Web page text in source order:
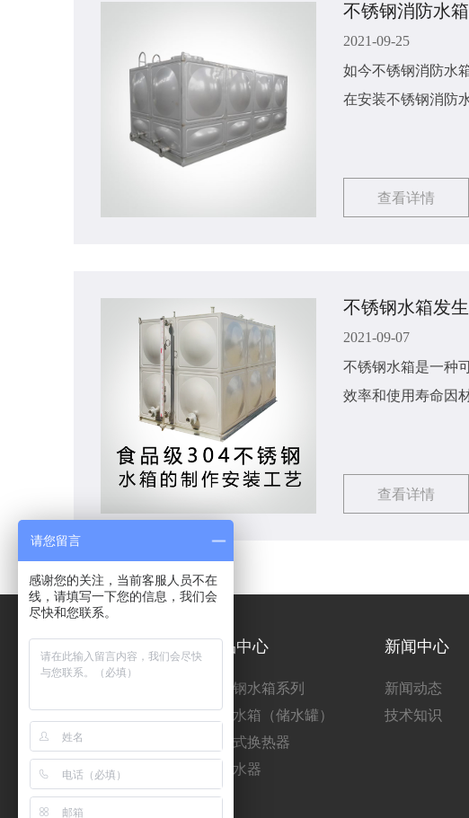
不锈钢消防水
2021-09-25
如今不锈钢消防水
在安装不锈钢消防
查看详情
不锈钢水箱发
2021-09-07
不锈钢水箱是一种
效率和使用寿命因
查看详情
关于上德
厂房设备
产品中心
不锈钢水箱系列
承压水箱（储水罐）
容积式换热器
分集水器
新闻中心
新闻动态
技术知识
请您留言
感谢您的关注，当前客服人员不在
线，请填写一下您的信息，我们会
尽快和您联系。